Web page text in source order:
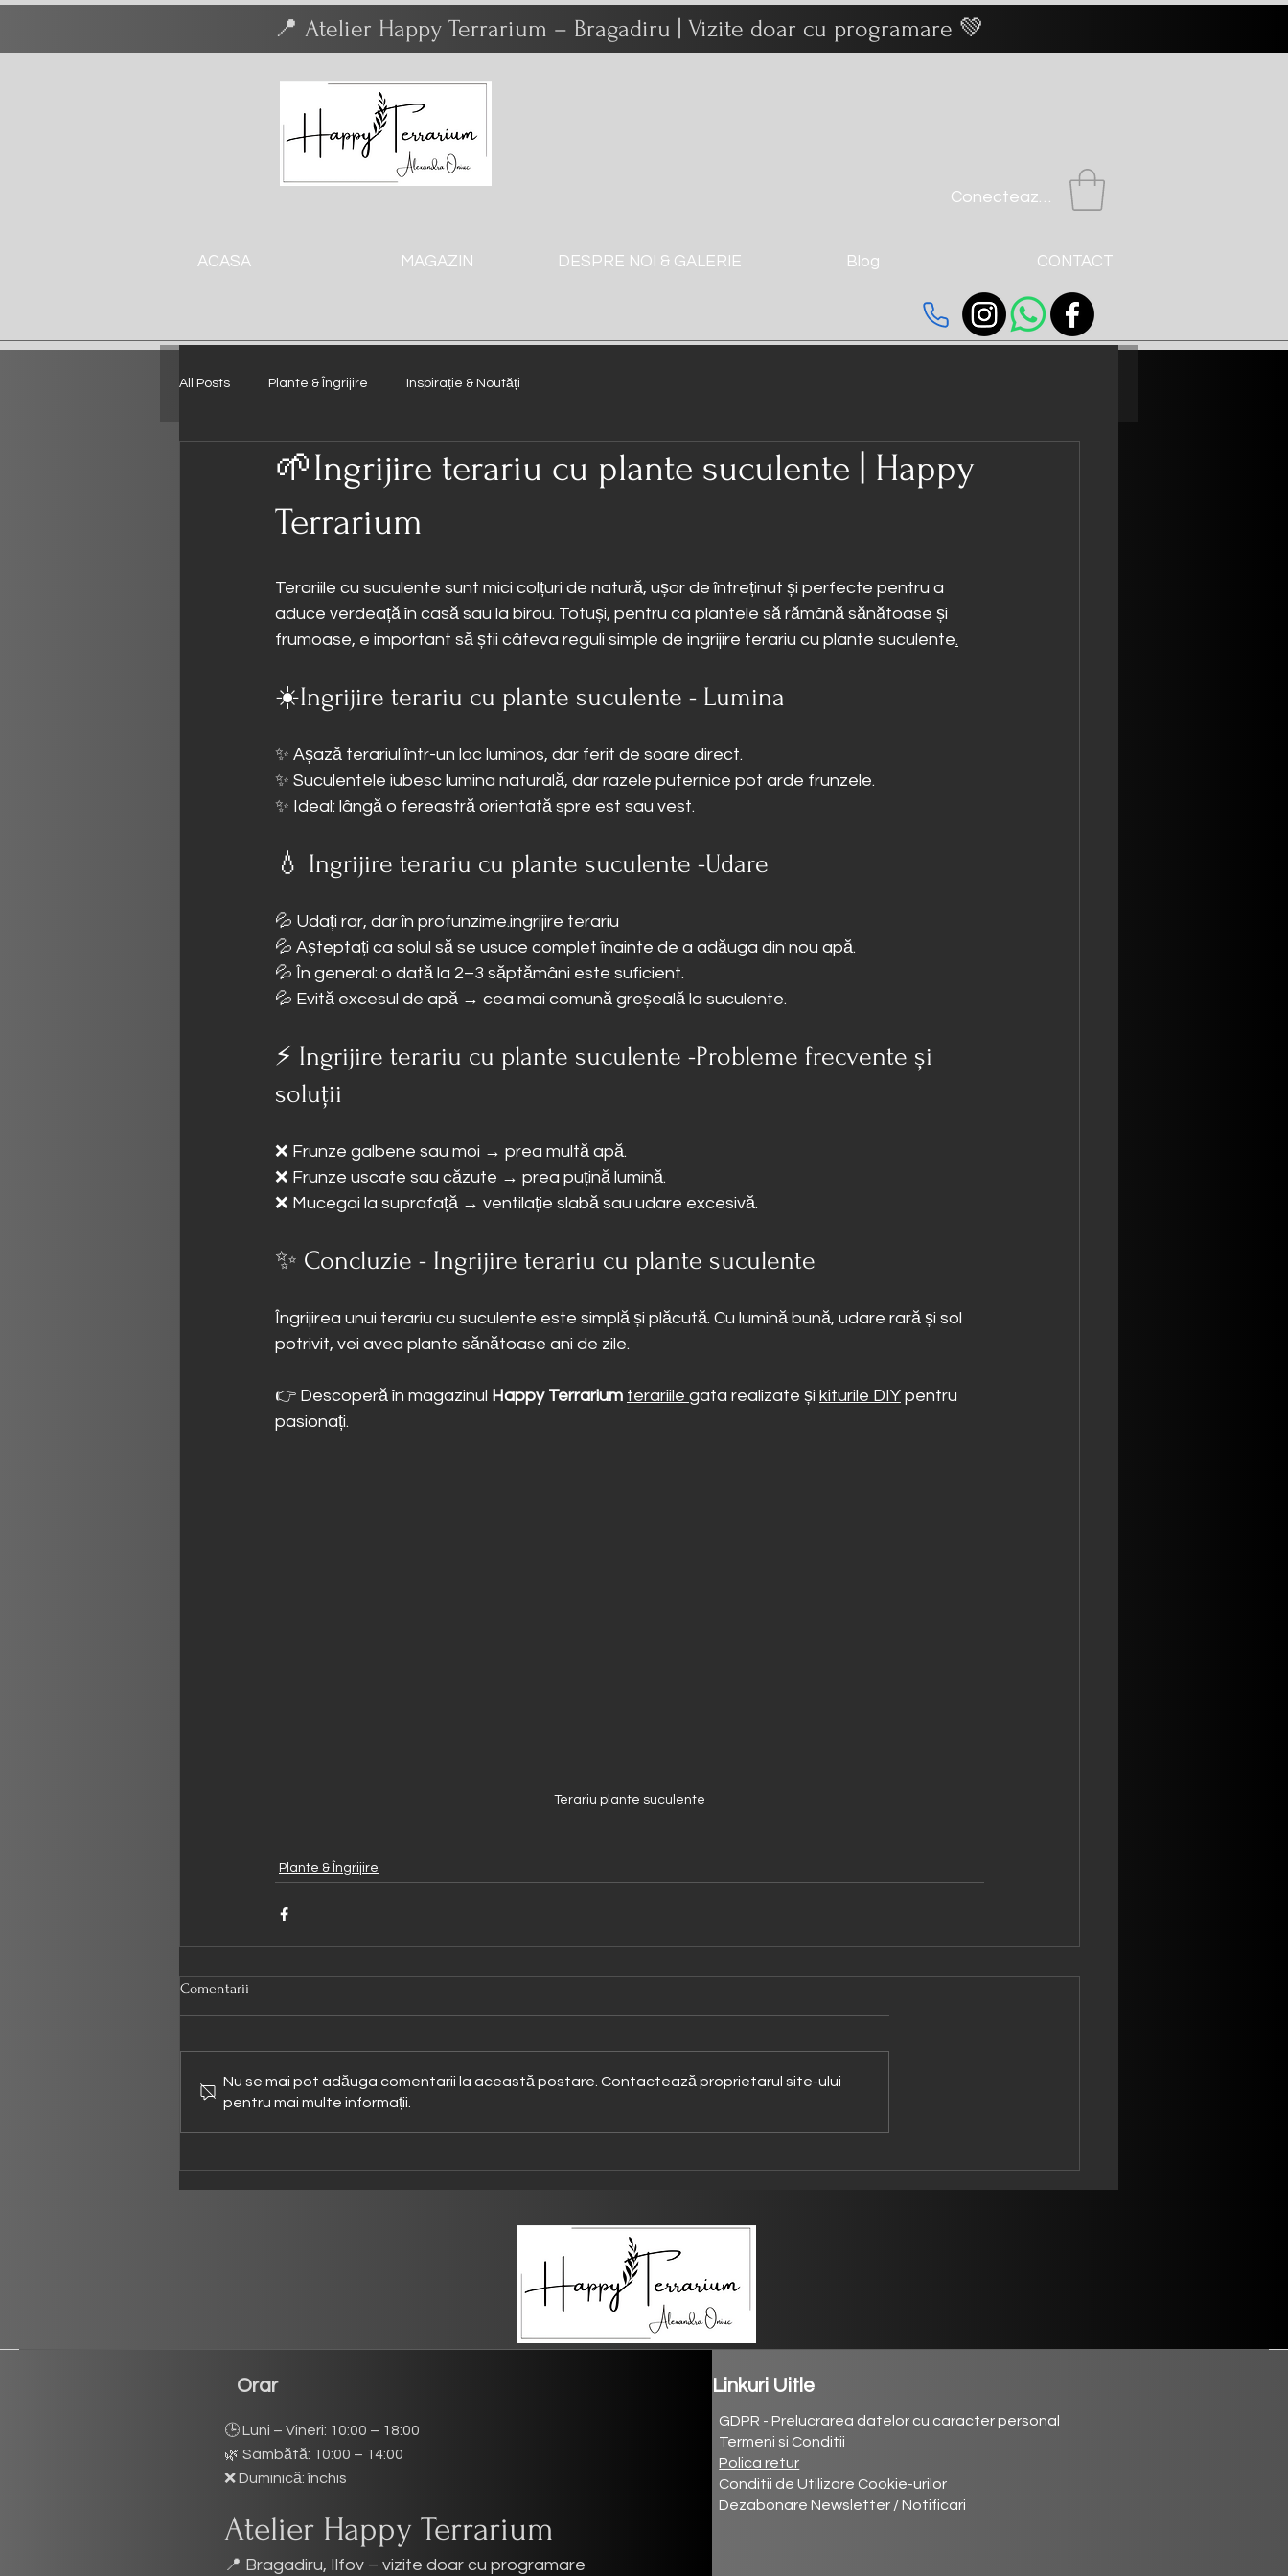
📍 Atelier Happy Terrarium – Bragadiru | Vizite doar cu programare 💚
Conectează-te
ACASA MAGAZIN DESPRE NOI & GALERIE Blog CONTACT
All Posts Plante & Îngrijire Inspirație & Noutăți
🌱Ingrijire terariu cu plante suculente | Happy
Terrarium
Terariile cu suculente sunt mici colțuri de natură, ușor de întreținut și perfecte pentru a
aduce verdeață în casă sau la birou. Totuși, pentru ca plantele să rămână sănătoase și
frumoase, e important să știi câteva reguli simple de ingrijire terariu cu plante suculente.
☀️Ingrijire terariu cu plante suculente - Lumina
✨ Așază terariul într-un loc luminos, dar ferit de soare direct.
✨ Suculentele iubesc lumina naturală, dar razele puternice pot arde frunzele.
✨ Ideal: lângă o fereastră orientată spre est sau vest.
💧 Ingrijire terariu cu plante suculente -Udare
💦 Udați rar, dar în profunzime.ingrijire terariu
💦 Așteptați ca solul să se usuce complet înainte de a adăuga din nou apă.
💦 În general: o dată la 2–3 săptămâni este suficient.
💦 Evită excesul de apă → cea mai comună greșeală la suculente.
⚡ Ingrijire terariu cu plante suculente -Probleme frecvente și
soluții
❌ Frunze galbene sau moi → prea multă apă.
❌ Frunze uscate sau căzute → prea puțină lumină.
❌ Mucegai la suprafață → ventilație slabă sau udare excesivă.
✨ Concluzie - Ingrijire terariu cu plante suculente
Îngrijirea unui terariu cu suculente este simplă și plăcută. Cu lumină bună, udare rară și sol
potrivit, vei avea plante sănătoase ani de zile.
👉 Descoperă în magazinul Happy Terrarium terariile gata realizate și kiturile DIY pentru
pasionați.
Terariu plante suculente
Plante & Îngrijire
Comentarii
Nu se mai pot adăuga comentarii la această postare. Contactează proprietarul site-ului
pentru mai multe informații.
Orar
🕒 Luni – Vineri: 10:00 – 18:00
🌿 Sâmbătă: 10:00 – 14:00
❌ Duminică: închis
Atelier Happy Terrarium
📍 Bragadiru, Ilfov – vizite doar cu programare
Linkuri Uitle
GDPR - Prelucrarea datelor cu caracter personal
Termeni si Conditii
Polica retur
Conditii de Utilizare Cookie-urilor
Dezabonare Newsletter / Notificari